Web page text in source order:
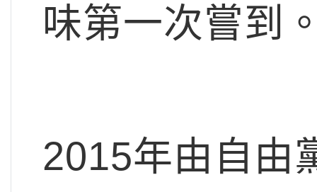
味第一次嘗到
2015年由自由